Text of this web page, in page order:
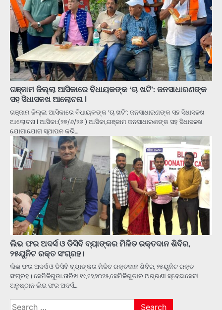
ଗଞ୍ଜାମ ଜିଲ୍ଲା ଆସିକାରେ ବିଧାୟକଙ୍କ ‘ଚା ଖଟି’: ଜନସାଧାରଣଙ୍କ
ସହ ସିଧାସଳଖ ଆଲୋଚନା l
ଗଞ୍ଜାମ ଜିଲ୍ଲା ଆସିକାରେ ବିଧାୟକଙ୍କ ‘ଚା ଖଟି’: ଜନସାଧାରଣଙ୍କ ସହ ସିଧାସଳଖ
ଆଲୋଚନା l ଆସିକା:(୨୭/୬/୨୬ ) ଆସିକା,ଗଞ୍ଜାମ ଜନସାଧାରଣଙ୍କ ସହ ସିଧାସଳଖ
ଯୋଗାଯୋଗ ସ୍ଥାପନ କରି…
ଲିଭ ଫର ଅଦର୍ସ ଓ ଡିସିବି ବ୍ୟାଙ୍କର ମିଳିତ ରକ୍ତଦାନ ଶିବିର,
୨୫ୟୁନିଟ ରକ୍ତ ସଂଗ୍ରହ।
ଲିଭ ଫର ଅଦର୍ସ ଓ ଡିସିବି ବ୍ୟାଙ୍କର ମିଳିତ ରକ୍ତଦାନ ଶିବିର, ୨୫ୟୁନିଟ ରକ୍ତ
ସଂଗ୍ରହ। ସେମିଳିଗୁଡା.ତାରିଖ ୧୯,୧୨,୨୦୨୫,ସେମିଳିଗୁଡାର ଅଗ୍ରଣୀ ସ୍ବେଛାସେବୀ
ଅନୁଷ୍ଠାନ ଲିଭ ଫର ଅଦର୍ସ…
Search